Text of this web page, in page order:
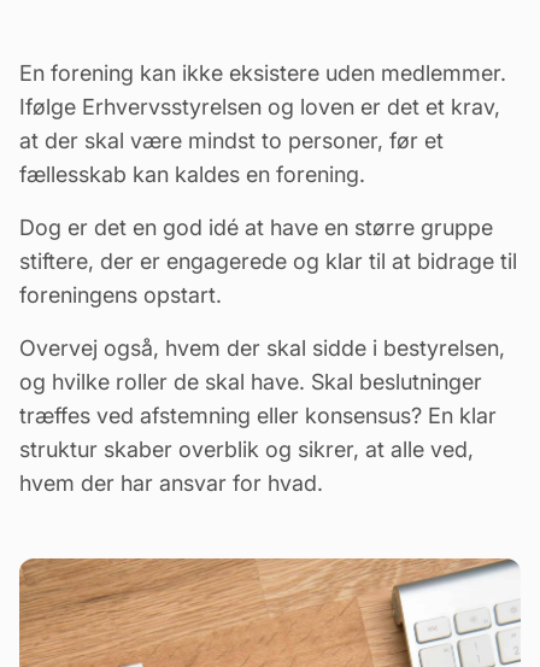
En forening kan ikke eksistere uden medlemmer.
Ifølge Erhvervsstyrelsen og loven er det et krav,
at der skal være mindst to personer, før et
fællesskab kan kaldes en forening.
Dog er det en god idé at have en større gruppe
stiftere, der er engagerede og klar til at bidrage til
foreningens opstart.
Overvej også, hvem der skal sidde i bestyrelsen,
og hvilke roller de skal have. Skal beslutninger
træffes ved afstemning eller konsensus? En klar
struktur skaber overblik og sikrer, at alle ved,
hvem der har ansvar for hvad.